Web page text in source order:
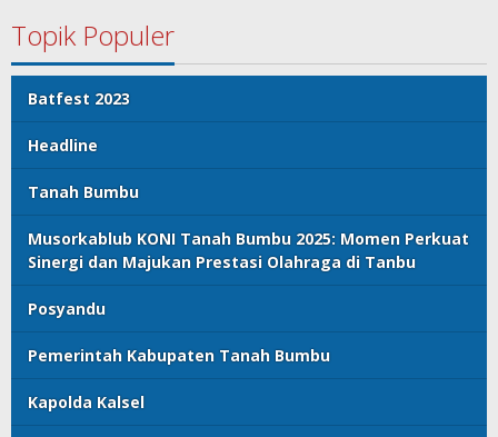
Topik Populer
Batfest 2023
Headline
Tanah Bumbu
Musorkablub KONI Tanah Bumbu 2025: Momen Perkuat
Sinergi dan Majukan Prestasi Olahraga di Tanbu
Posyandu
Pemerintah Kabupaten Tanah Bumbu
Kapolda Kalsel